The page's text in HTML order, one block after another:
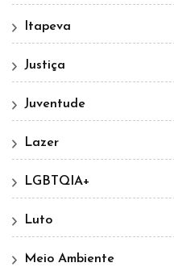
Itapeva
Justiça
Juventude
Lazer
LGBTQIA+
Luto
Meio Ambiente